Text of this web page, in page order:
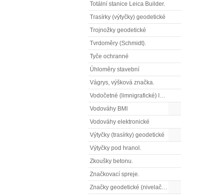
Totální stanice Leica Builder.
Trasírky (výtyčky) geodetické
Trojnožky geodetické
Tvrdoměry (Schmidt).
Tyče ochranné
Úhloměry stavební
Vágrys, výšková značka.
Vodočetné (limnigrafické) latě
Vodováhy BMI
Vodováhy elektronické
Výtyčky (trasírky) geodetické
Výtyčky pod hranol.
Zkoušky betonu.
Značkovací spreje.
Značky geodetické (nivelační)